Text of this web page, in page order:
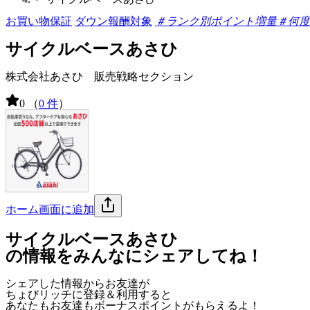
お買い物保証 ダウン報酬対象 ＃ランク別ポイント増量＃何
サイクルベースあさひ
株式会社あさひ 販売戦略セクション
0 （0 件）
ホーム画面に追加
サイクルベースあさひ
の情報をみんなにシェアしてね！
シェアした情報からお友達が
ちょびリッチに登録＆利用すると
あなたもお友達もボーナスポイント がもらえるよ！